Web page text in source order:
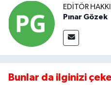
EDITÖR
Pınar Gözek
Bunlar da ilginizi